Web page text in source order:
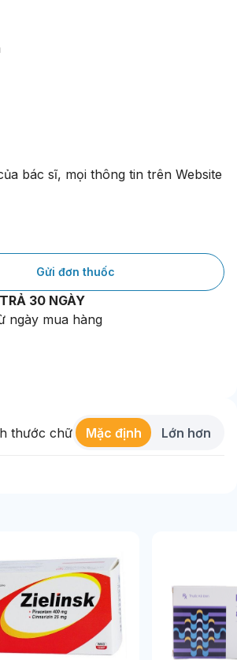
bác sĩ, mọi thông tin trên Website
Gửi đơn thuốc
30 NGÀY
ngày mua hàng
thước chữ Mặc định Lớn hơn